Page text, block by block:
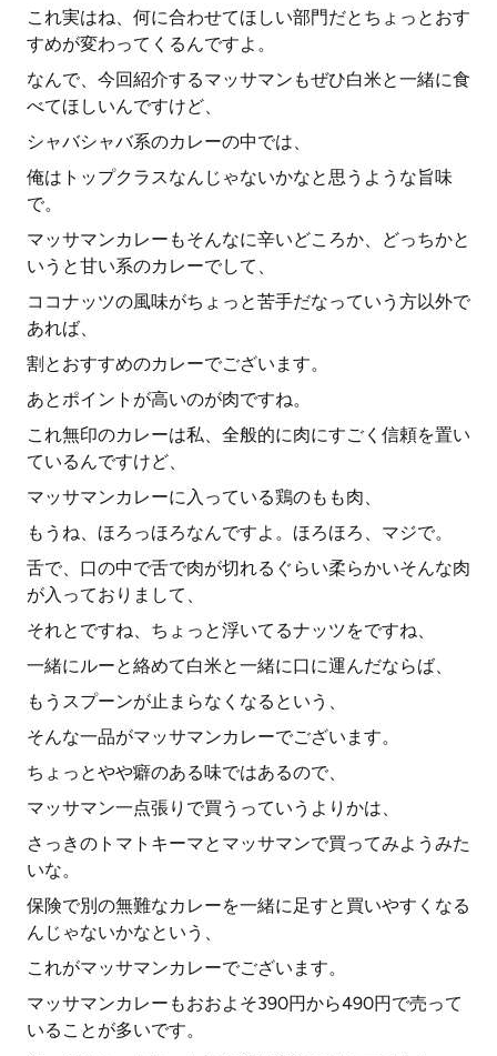
これ実はね、何に合わせてほしい部門だとちょっとおす
すめが変わってくるんですよ。
なんで、今回紹介するマッサマンもぜひ白米と一緒に食
べてほしいんですけど、
シャバシャバ系のカレーの中では、
俺はトップクラスなんじゃないかなと思うような旨味
で。
マッサマンカレーもそんなに辛いどころか、どっちかと
いうと甘い系のカレーでして、
ココナッツの風味がちょっと苦手だなっていう方以外で
あれば、
割とおすすめのカレーでございます。
あとポイントが高いのが肉ですね。
これ無印のカレーは私、全般的に肉にすごく信頼を置い
ているんですけど、
マッサマンカレーに入っている鶏のもも肉、
もうね、ほろっほろなんですよ。ほろほろ、マジで。
舌で、口の中で舌で肉が切れるぐらい柔らかいそんな肉
が入っておりまして、
それとですね、ちょっと浮いてるナッツをですね、
一緒にルーと絡めて白米と一緒に口に運んだならば、
もうスプーンが止まらなくなるという、
そんな一品がマッサマンカレーでございます。
ちょっとやや癖のある味ではあるので、
マッサマン一点張りで買うっていうよりかは、
さっきのトマトキーマとマッサマンで買ってみようみた
いな。
保険で別の無難なカレーを一緒に足すと買いやすくなる
んじゃないかなという、
これがマッサマンカレーでございます。
マッサマンカレーもおおよそ390円から490円で売って
いることが多いです。